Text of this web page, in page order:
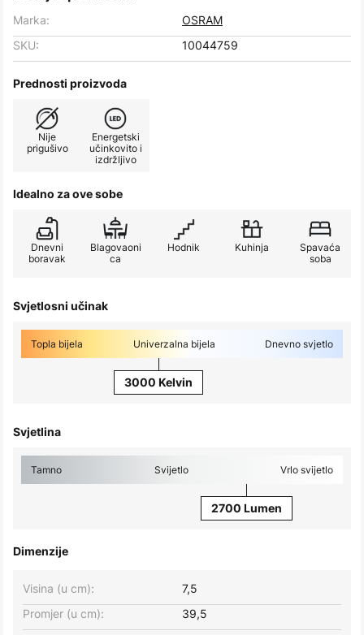
Marka:
OSRAM
SKU:
10044759
Prednosti proizvoda
Nije
prigušivo
Energetski
učinkovito i
izdržljivo
Idealno za ove sobe
Dnevni
boravak
Blagovaoni
ca
Hodnik Kuhinja
Spavaća
soba
Svjetlosni učinak
Topla bijela Univerzalna bijela Dnevno svjetlo
3000 Kelvin
Svjetlina
Tamno Svijetlo Vrlo svijetlo
2700 Lumen
Dimenzije
Visina (u cm):
7,5
Promjer (u cm):
39,5